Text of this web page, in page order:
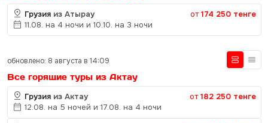
Грузия из Атырау от174 250 тенге
11.08. на 4 ночи и 10.10. на 3 ночи
Все горящие туры из Актау
обновлено: 8 августа в 14:09
Грузия из Актау от182 250 тенге
12.08. на 5 ночей и 17.08. на 4 ночи